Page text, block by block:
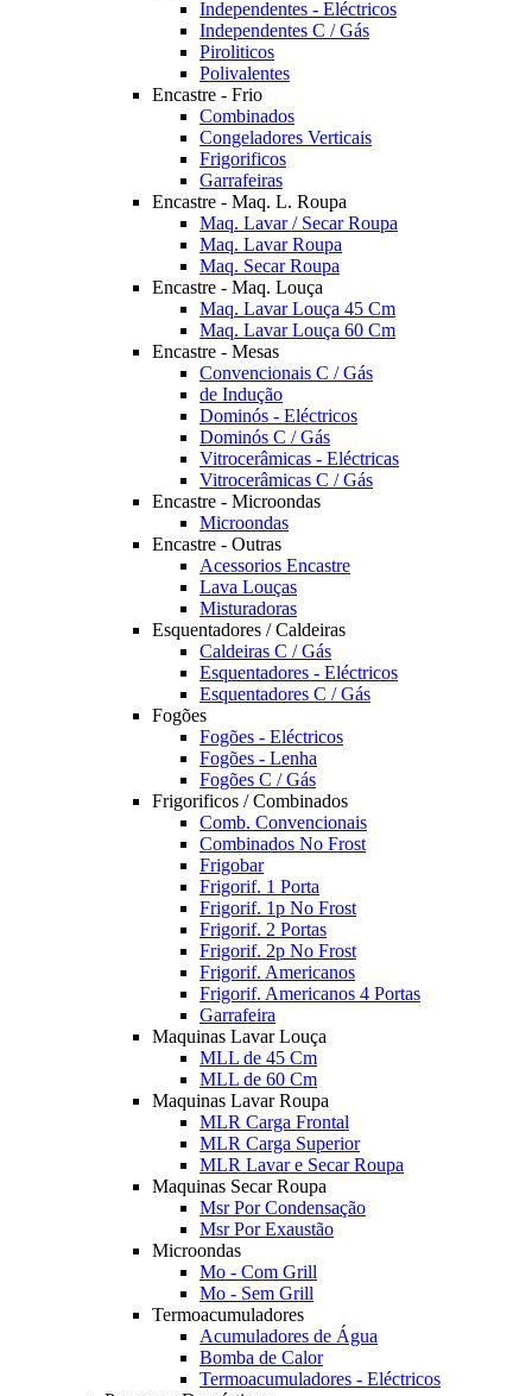
Independentes - Eléctricos
Independentes C / Gás
Piroliticos
Polivalentes
Encastre - Frio
Combinados
Congeladores Verticais
Frigorificos
Garrafeiras
Encastre - Maq. L. Roupa
Maq. Lavar / Secar Roupa
Maq. Lavar Roupa
Maq. Secar Roupa
Encastre - Maq. Louça
Maq. Lavar Louça 45 Cm
Maq. Lavar Louça 60 Cm
Encastre - Mesas
Convencionais C / Gás
de Indução
Dominós - Eléctricos
Dominós C / Gás
Vitrocerâmicas - Eléctricas
Vitrocerâmicas C / Gás
Encastre - Microondas
Microondas
Encastre - Outras
Acessorios Encastre
Lava Louças
Misturadoras
Esquentadores / Caldeiras
Caldeiras C / Gás
Esquentadores - Eléctricos
Esquentadores C / Gás
Fogões
Fogões - Eléctricos
Fogões - Lenha
Fogões C / Gás
Frigorificos / Combinados
Comb. Convencionais
Combinados No Frost
Frigobar
Frigorif. 1 Porta
Frigorif. 1p No Frost
Frigorif. 2 Portas
Frigorif. 2p No Frost
Frigorif. Americanos
Frigorif. Americanos 4 Portas
Garrafeira
Maquinas Lavar Louça
MLL de 45 Cm
MLL de 60 Cm
Maquinas Lavar Roupa
MLR Carga Frontal
MLR Carga Superior
MLR Lavar e Secar Roupa
Maquinas Secar Roupa
Msr Por Condensação
Msr Por Exaustão
Microondas
Mo - Com Grill
Mo - Sem Grill
Termoacumuladores
Acumuladores de Água
Bomba de Calor
Termoacumuladores - Eléctricos